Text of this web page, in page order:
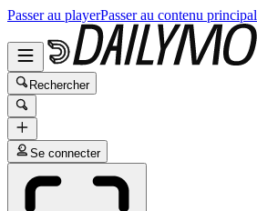
Passer au playerPasser au contenu principal
Rechercher
Se connecter